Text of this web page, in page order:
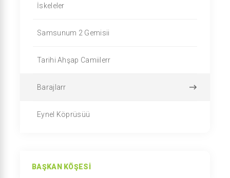
İskeleler
Samsunum 2 Gemisii
Tarihi Ahşap Camiilerr
Barajlarr
Eynel Köprüsüü
BAŞKAN KÖŞESI